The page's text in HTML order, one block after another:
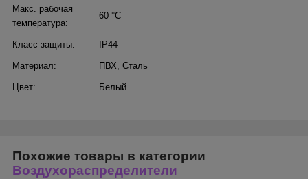
Макс. рабочая
температура:
60 °С
Класс защиты: IP44
Материал: ПВХ, Сталь
Цвет: Белый
Похожие товары в категории
Воздухораспределители